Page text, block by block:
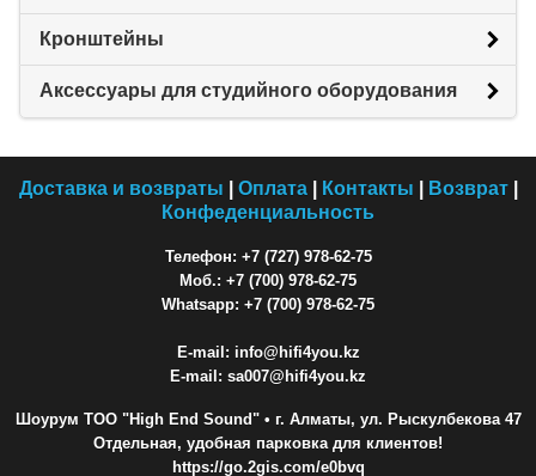
Кронштейны
Аксессуары для студийного оборудования
Доставка и возвраты Оплата| Контакты Возврат|
Конфеденциальность
Телефон: +7 (727) 978-62-75
Моб.: +7 (700) 978-62-75
Whatsapp: +7 (700) 978-62-75
E-mail: info@hifi4you.kz
E-mail: sa007@hifi4you.kz
Шоурум ТОО "High End Sound"• г. Алматы, ул. Рыскулбекова 47
Отдельная, удобная парковка для клиентов!
https://go.2gis.com/e0bvq